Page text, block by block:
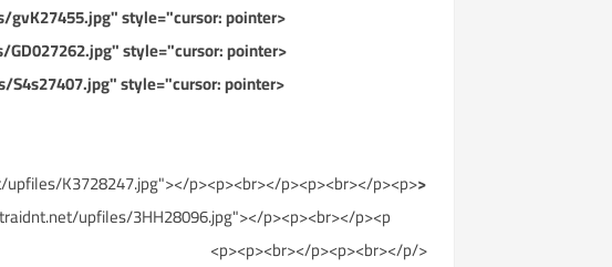
<img src="http://upload.traidnt.net/][img]http://upload.traidnt.net/upfiles/gvK27455.jpg" style="cursor: pointer;">
<img src="http://upload.traidnt.net/][img]http://upload.traidnt.net/upfiles/GD027262.jpg" style="cursor: pointer;">
<img src="http://upload.traidnt.net/][img]http://upload.traidnt.net/upfiles/S4s27407.jpg" style="cursor: pointer;">
<p>
K3728247.jpg"></p><p><br></p><p><br></p><p>
upfiles/3HH28096.jpg"></p><p><br></p><p>
</p><p><br></p><p><br></p>